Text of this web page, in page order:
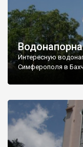
Интересную
Симферополя в